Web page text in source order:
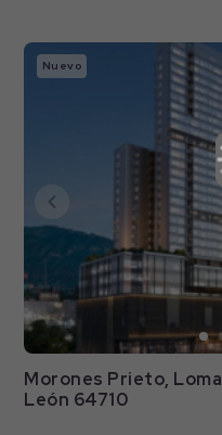
Morones Prieto,
León 64710
Nuevo